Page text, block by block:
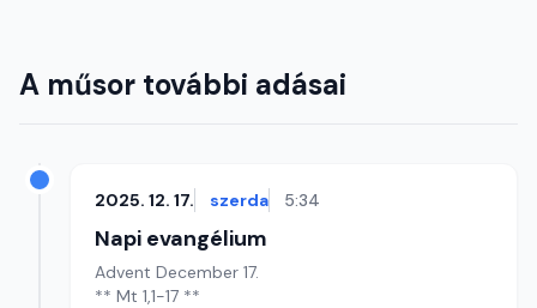
A műsor további adásai
2025. 12. 17. szerda 5:34
Napi evangélium
Advent December 17.
** Mt 1,1-17 **